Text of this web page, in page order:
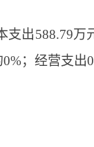
支出588.79万
；经营支出